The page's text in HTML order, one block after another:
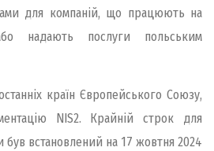
для компаній, що працюють на
надають послуги польським
країн Європейського Союзу,
NIS2. Крайній строк для
був встановлений на 17 жовтня 2024